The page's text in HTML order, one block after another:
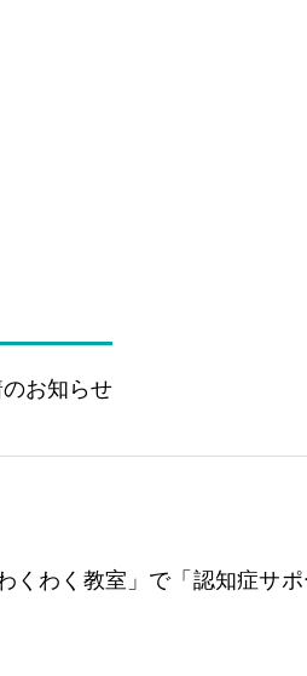
お知らせ
くわく教室」で「認知症サ